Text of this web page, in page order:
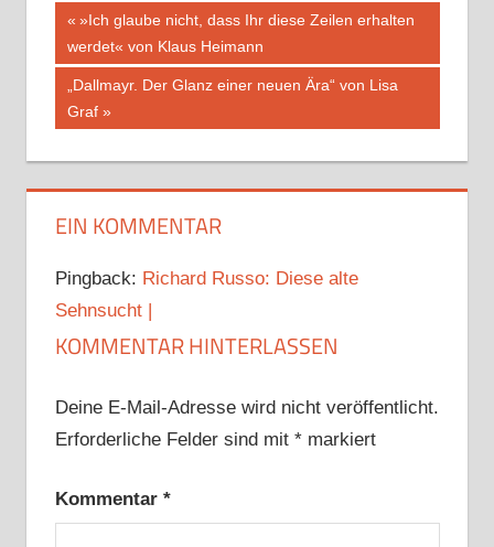
Beitragsnavigation
Vorheriger
Beitrag:
»Ich glaube nicht, dass Ihr diese Zeilen erhalten
werdet« von Klaus Heimann
Nächster
Beitrag:
„Dallmayr. Der Glanz einer neuen Ära“ von Lisa
Graf
EIN KOMMENTAR
Pingback: Richard Russo: Diese alte
Sehnsucht |
KOMMENTAR HINTERLASSEN
Deine E-Mail-Adresse wird nicht veröffentlicht.
Erforderliche Felder sind mit *markiert
Kommentar *